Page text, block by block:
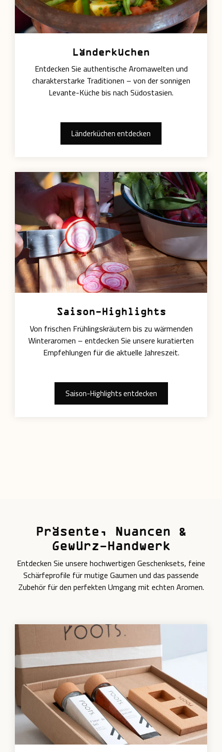
Länderküchen
Entdecken Sie authentische Aromawelten und
charakterstarke Traditionen – von der sonnigen
Levante-Küche bis nach Südostasien.
Länderküchen entdecken
Saison-Highlights
Von frischen Frühlingskräutern bis zu wärmenden
Winteraromen – entdecken Sie unsere kuratierten
Empfehlungen für die aktuelle Jahreszeit.
Saison-Highlights entdecken
Präsente, Nuancen &
Gewürz-Handwerk
Entdecken Sie unsere hochwertigen Geschenksets, feine
Schärfeprofile für mutige Gaumen und das passende
Zubehör für den perfekten Umgang mit echten Aromen.